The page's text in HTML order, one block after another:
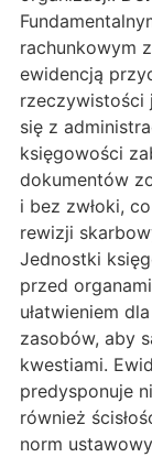
rachunkowym
ewidencją
rzeczywistości
się z
księgowości
dokumentów
i bez zwłoki,
rewizji
Jednostki
przed
ułatwieniem
zasobów, aby
kwestiami.
predysponuje
również
norm